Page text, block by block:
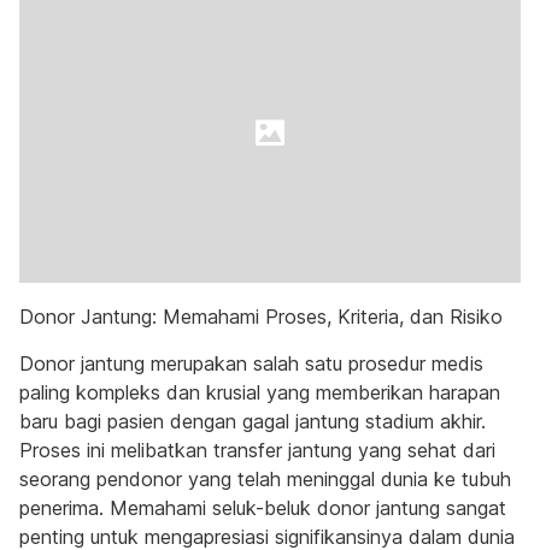
Donor Jantung: Memahami Proses, Kriteria, dan Risiko
Donor jantung merupakan salah satu prosedur medis
paling kompleks dan krusial yang memberikan harapan
baru bagi pasien dengan gagal jantung stadium akhir.
Proses ini melibatkan transfer jantung yang sehat dari
seorang pendonor yang telah meninggal dunia ke tubuh
penerima. Memahami seluk-beluk donor jantung sangat
penting untuk mengapresiasi signifikansinya dalam dunia